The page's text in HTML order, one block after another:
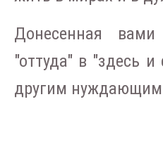
Донесенная
"оттуда" в "здесь
другим